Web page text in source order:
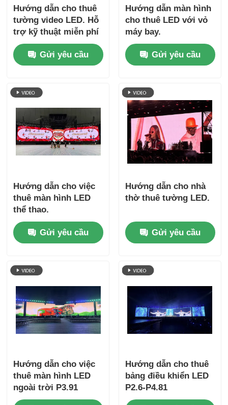
Hướng dẫn cho thuê
tường video LED. Hỗ
trợ kỹ thuật miễn phí
& vận chuyển toàn
cầu
Gửi yêu cầu
Hướng dẫn màn hình
cho thuê LED với vỏ
máy bay.
Gửi yêu cầu
Hướng dẫn cho việc
thuê màn hình LED
thể thao.
Gửi yêu cầu
Hướng dẫn cho nhà
thờ thuê tường LED.
Gửi yêu cầu
Hướng dẫn cho việc
thuê màn hình LED
ngoài trời P3.91
Hướng dẫn cho thuê
bảng điều khiển LED
P2.6-P4.81